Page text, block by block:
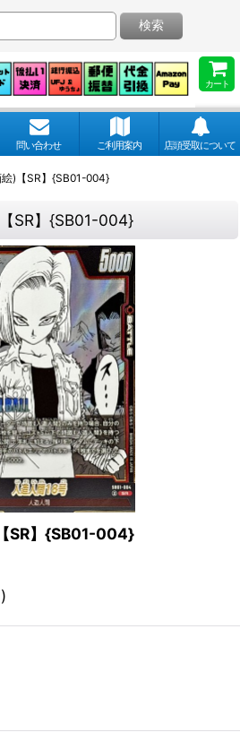
カート
検索
問い合わせ ご利用案内 店頭受取について
)【SR】{SB01-004}
SR】{SB01-004}
SR】{SB01-004}